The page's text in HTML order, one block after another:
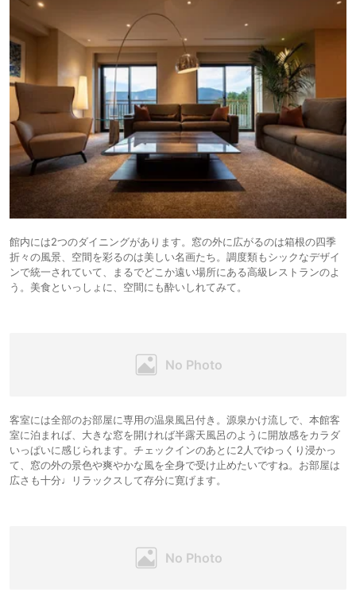
館内には2つのダイニングがあります。窓の外に広がるのは箱根の四季
折々の風景、空間を彩るのは美しい名画たち。調度類もシックなデザイ
ンで統一されていて、まるでどこか遠い場所にある高級レストランのよ
う。美食といっしょに、空間にも酔いしれてみて。
客室には全部のお部屋に専用の温泉風呂付き。源泉かけ流しで、本館客
室に泊まれば、大きな窓を開ければ半露天風呂のように開放感をカラダ
いっぱいに感じられます。チェックインのあとに2人でゆっくり浸かっ
て、窓の外の景色や爽やかな風を全身で受け止めたいですね。お部屋は
広さも十分♩リラックスして存分に寛げます。